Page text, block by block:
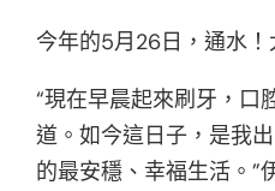
今年的5月26日，通水！
“現在早晨起來刷牙，口
道。如今這日子，是我
的最安穩、幸福生活。”